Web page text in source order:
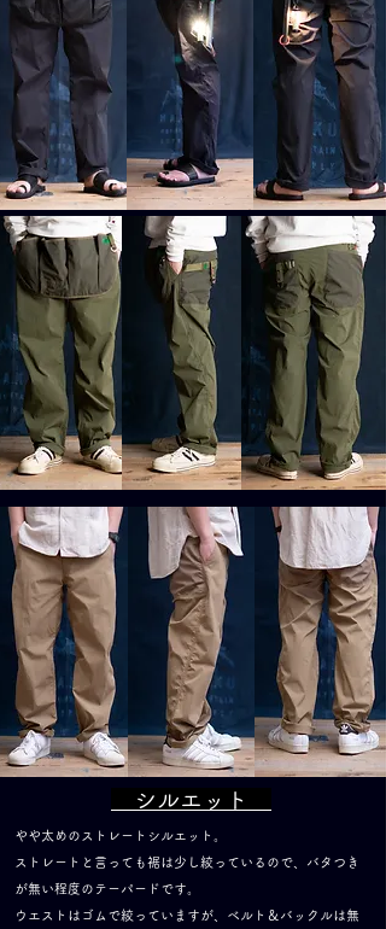
​ シルエット
やや太めのストレートシルエット。
ストレートと言っても裾は少し絞っているので、バタつき
が無い程度のテーパードです。
ウエストはゴムで絞っていますが、ベルト＆バックルは無